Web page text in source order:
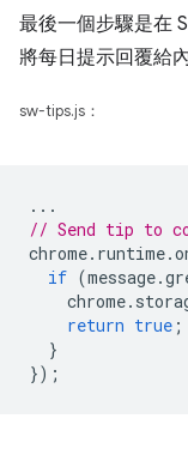
最後一個步驟是在
將每日提示回覆給
sw-tips.js：
...
// Send tip to
chrome. runtime.
if (message.
chrome.
return true ;
}
});